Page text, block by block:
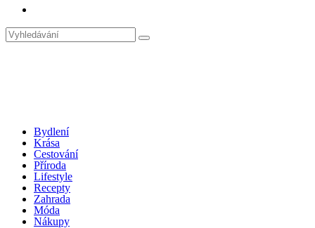
Bydlení
Krása
Cestování
Příroda
Lifestyle
Recepty
Zahrada
Móda
Nákupy